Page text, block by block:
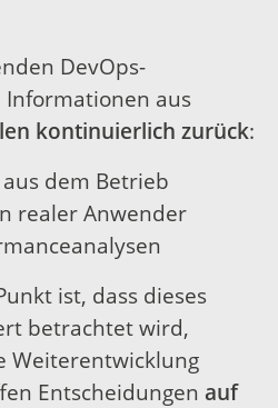
DevOps-
aus
kontinuierlich zurück:
dem Betrieb
realer Anwender
ist, dass dieses
betrachtet wird,
Weiterentwicklung
Entscheidungen auf